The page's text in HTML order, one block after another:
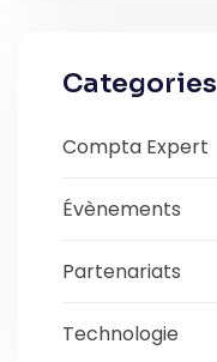
Categories
Compta Expert
Évènements
Partenariats
Technologie